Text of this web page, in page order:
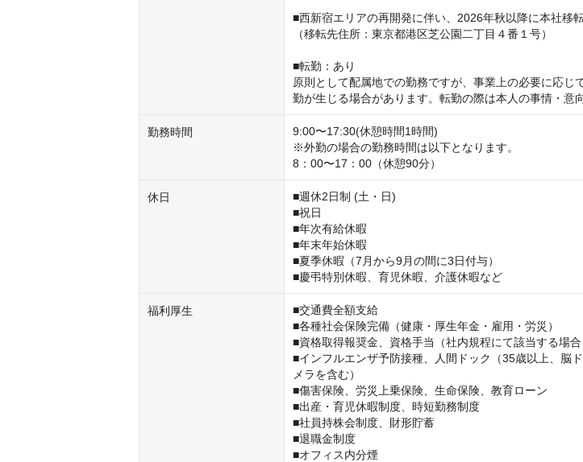
■西新宿エリアの再開発に伴い、2026年秋以降に本社移
（移転先住所：東京都港区芝公園二丁目４番１号）
■転勤：あり
原則として配属地での勤務ですが、事業上の必要に応じ
勤が生じる場合があります。転勤の際は本人の事情・意
勤務時間
9:00〜17:30(休憩時間1時間)
※外勤の場合の勤務時間は以下となります。
8：00〜17：00（休憩90分）
休日
■週休2日制 (土・日)
■祝日
■年次有給休暇
■年末年始休暇
■夏季休暇（7月から9月の間に3日付与）
■慶弔特別休暇、育児休暇、介護休暇など
福利厚生
■交通費全額支給
■各種社会保険完備（健康・厚生年金・雇用・労災）
■資格取得報奨金、資格手当（社内規程にて該当する場合
■インフルエンザ予防接種、人間ドック（35歳以上、脳
メラを含む）
■傷害保険、労災上乗保険、生命保険、教育ローン
■出産・育児休暇制度、時短勤務制度
■社員持株会制度、財形貯蓄
■退職金制度
■オフィス内分煙